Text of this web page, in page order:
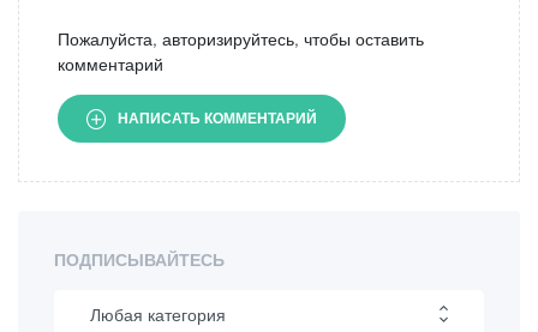
ПОДПИСЫВАЙТЕСЬ
Любая категория
Пожалуйста, авторизируйтесь, чтобы оставить
комментарий
НАПИСАТЬ КОММЕНТАРИЙ